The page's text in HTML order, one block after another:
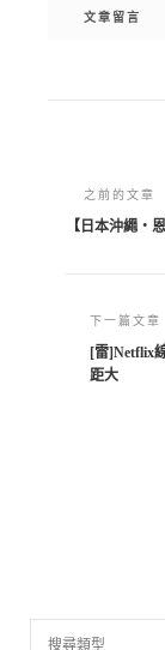
之前的文章
【日本沖繩・
下一篇文章
[雷]Netflix
距大